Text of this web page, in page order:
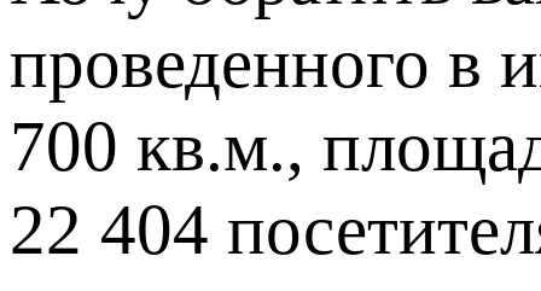
проведенного в
700 кв.м.,
22 404